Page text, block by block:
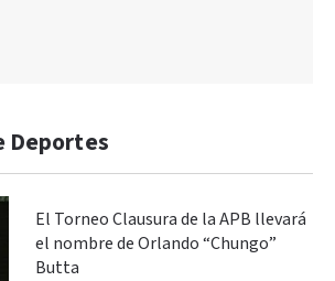
Deportes
El Torneo Clausura de la APB llevará
el nombre de Orlando “Chungo”
Butta